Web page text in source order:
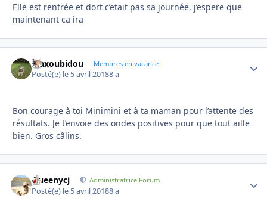
Elle est rentrée et dort c’etait pas sa journée, j’espere que
maintenant ca ira
Maxoubidou Membres en vacance
Posté(e) le 5 avril 20188 a
Bon courage à toi Minimini et à ta maman pour l’attente des
résultats. Je t’envoie des ondes positives pour que tout aille
bien. Gros câlins.
Queenycj Administratrice Forum
Posté(e) le 5 avril 20188 a